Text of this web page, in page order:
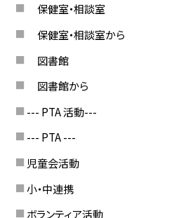
保健室・相談室
保健室・相談室から
図書館
図書館から
--- PTA 活動---
--- PTA ---
児童会活動
小・中連携
ボランティア活動